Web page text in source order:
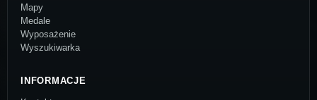
Mapy
Medale
Wyposażenie
Wyszukiwarka
INFORMACJE